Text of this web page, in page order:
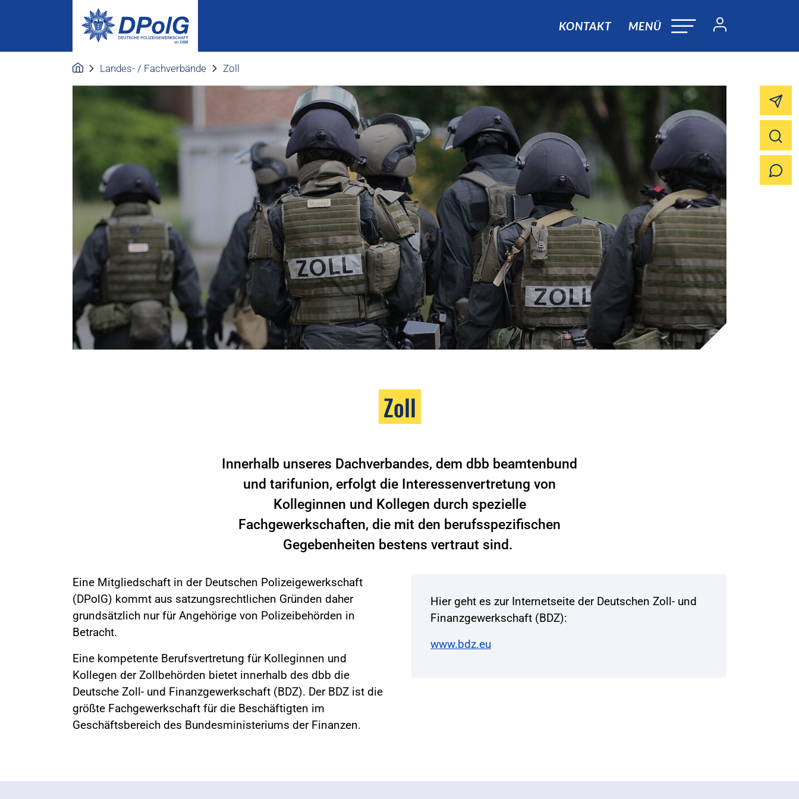
KONTAKT MENÜ
Landes- / Fachverbände Zoll
Zoll
Innerhalb unseres Dachverbandes, dem dbb beamtenbund
und tarifunion, erfolgt die Interessenvertretung von
Kolleginnen und Kollegen durch spezielle
Fachgewerkschaften, die mit den berufsspezifischen
Gegebenheiten bestens vertraut sind.
Eine Mitgliedschaft in der Deutschen Polizeigewerkschaft
(DPolG) kommt aus satzungsrechtlichen Gründen daher
grundsätzlich nur für Angehörige von Polizeibehörden in
Betracht.
Eine kompetente Berufsvertretung für Kolleginnen und
Kollegen der Zollbehörden bietet innerhalb des dbb die
Deutsche Zoll- und Finanzgewerkschaft (BDZ). Der BDZ ist die
größte Fachgewerkschaft für die Beschäftigten im
Geschäftsbereich des Bundesministeriums der Finanzen.
Hier geht es zur Internetseite der Deutschen Zoll- und
Finanzgewerkschaft (BDZ):
www.bdz.eu